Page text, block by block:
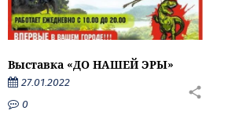
Выставка «ДО НАШЕЙ ЭРЫ»
27.01.2022
0